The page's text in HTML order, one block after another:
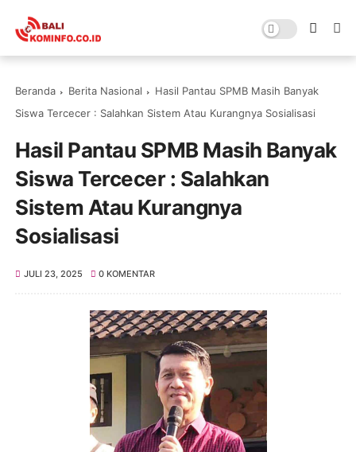
Beranda Berita Nasional
Hasil Pantau SPMB Masih Banyak
Siswa Tercecer : Salahkan Sistem Atau Kurangnya Sosialisasi
Hasil Pantau SPMB Masih Banyak
Siswa Tercecer : Salahkan
Sistem Atau Kurangnya
Sosialisasi
JULI 23, 2025 0 KOMENTAR